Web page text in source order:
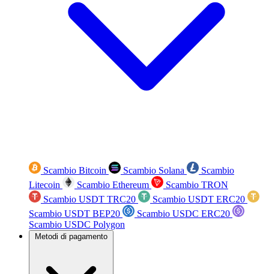
Scambio Bitcoin Scambio Solana
Scambio
Litecoin
Scambio Ethereum
Scambio TRON
Scambio USDT TRC20
Scambio USDT ERC20
Scambio USDT BEP20
Scambio USDC ERC20
Scambio USDC Polygon
Metodi di pagamento